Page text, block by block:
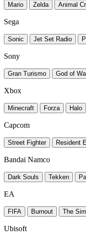
Mario Zelda Animal
Sega
Sonic Jet Set Radio
Sony
Gran Turismo God of
Xbox
Minecraft Forza Halo
Capcom
Street Fighter Resident
Bandai Namco
Dark Souls Tekken
EA
FIFA Burnout The
Ubisoft